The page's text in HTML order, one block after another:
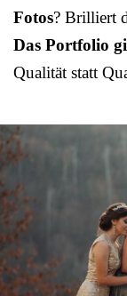
Fotos? Brilliert
Das Portfolio
Qualität statt